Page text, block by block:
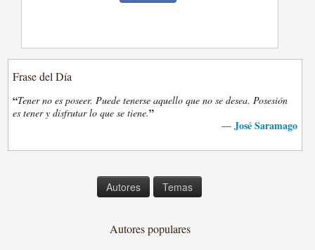
Frase del Día
“Tener no es poseer. Puede tenerse aquello que no se desea. Posesión
es tener y disfrutar lo que se tiene.”
— José Saramago
Autores Temas
Autores populares